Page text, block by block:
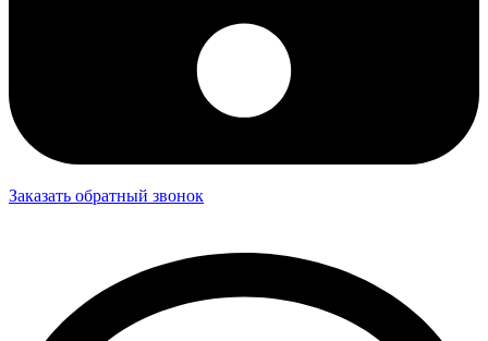
Заказать обратный звонок